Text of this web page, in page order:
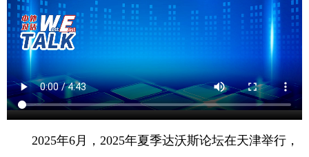
2025年6月，2025年夏季达沃斯论坛在天津举行，